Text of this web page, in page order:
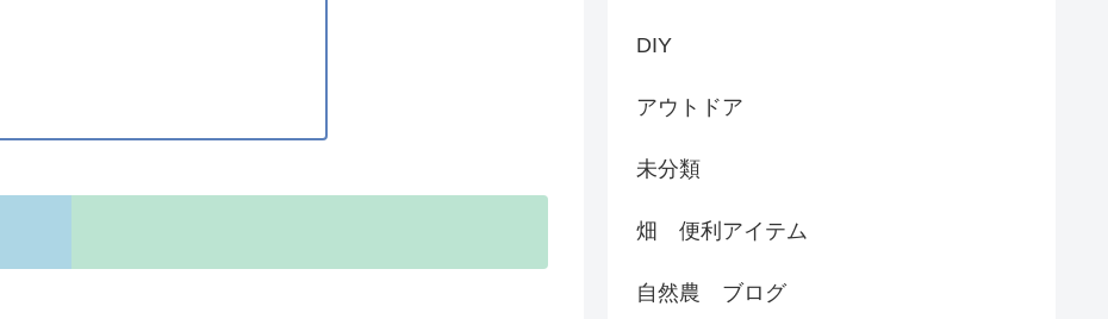
DIY
アウトドア
未分類
畑 便利アイテム
自然農 ブログ